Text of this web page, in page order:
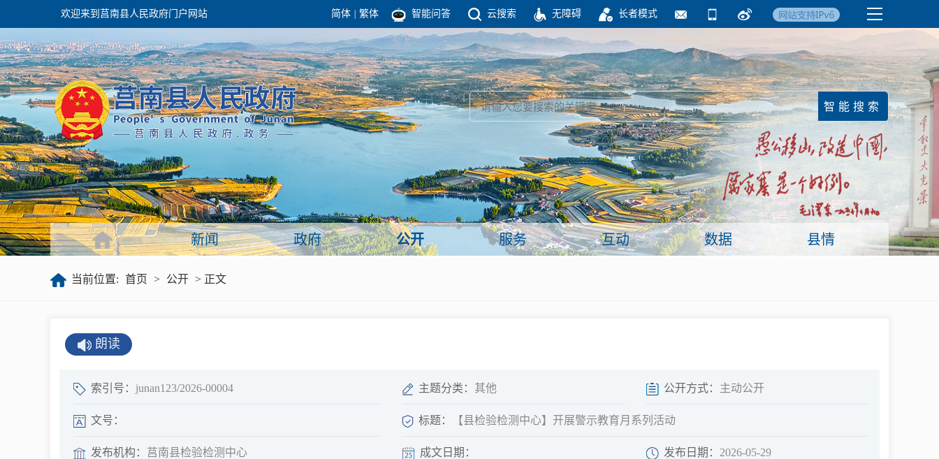
欢迎来到莒南县人民政府门户网站 简体 繁体 智能问答 云搜索 无障碍 长者模式
团结高效 理性法治 公开公平 友善和谐
政府
领导之窗 政府机构
政府会议 政府公报
政府数据
政府工作报告
新闻
政务要闻 国务院要闻
镇街信息
视频新闻 临沂日报·莒南新
闻
公共企事业单位信 依申请公开
新闻 政府 公开 服务 互动 数据 县情
当前位置: 首页 > 公开 > 正文
朗读
索引号： junan123/2026-00004 主题分类： 其他 公开方式： 主动公开
文号： 标题： 【县检验检测中心】开展警示教育月系列活动
发布机构： 莒南县检验检测中心 成文日期： 发布日期： 2026-05-29